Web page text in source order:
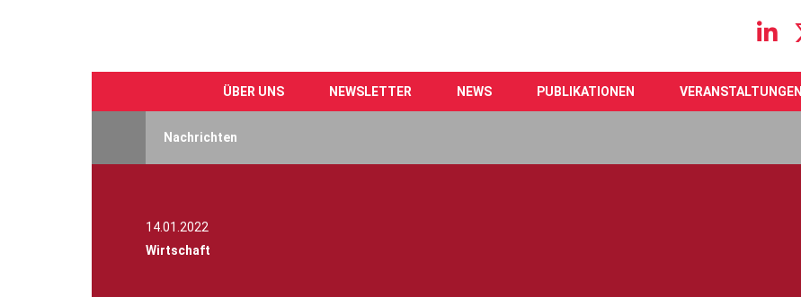
Main navigation
ÜBER UNS NEWSLETTER NEWS PUBLIKATIONEN VERANSTALTUNGEN
Nachrichten
14.01.2022
Wirtschaft